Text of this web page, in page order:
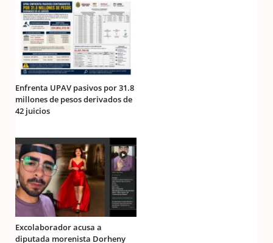
Enfrenta UPAV pasivos por 31.8
millones de pesos derivados de
42 juicios
Excolaborador acusa a
diputada morenista Dorheny